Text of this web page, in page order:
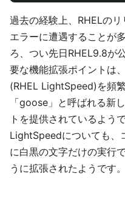
過去の経験上、RHELの
エラーに遭遇することが
ろ、つい先日RHEL9.8が
要な機能拡張ポイントは
(RHEL LightSpeed)を頻
「goose」と呼ばれる新
トを提供されているよう
LightSpeedについても、
に白黒の文字だけの実行
うに拡張されたようです。